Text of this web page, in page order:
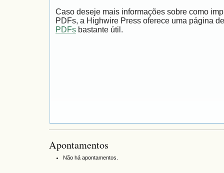
Caso deseje mais informações sobre como
PDFs, a Highwire Press oferece uma página
PDFs bastante útil.
Apontamentos
Não há apontamentos.